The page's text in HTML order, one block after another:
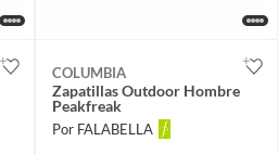
COLUMBIA
Zapatillas Outdoor Hombre
Peakfreak
Por FALABELLA